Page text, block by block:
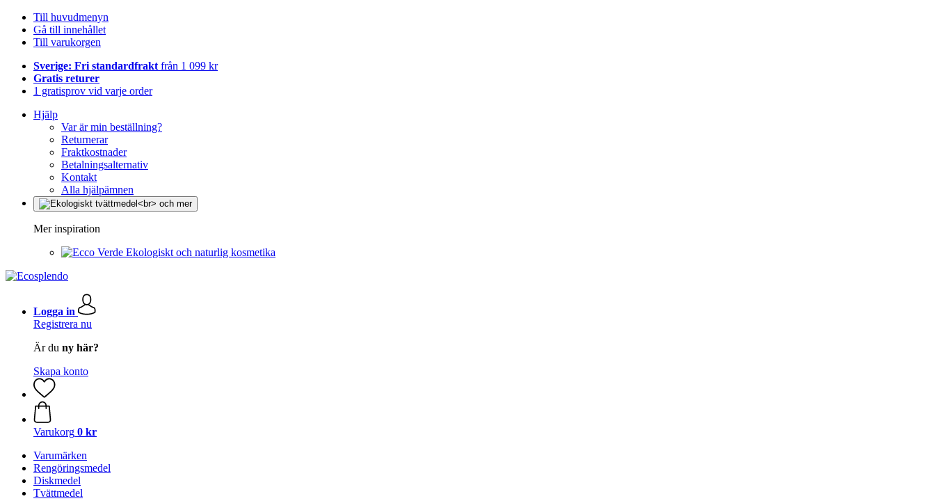
Till huvudmenyn
Gå till innehållet
Till varukorgen
Sverige: Fri standardfrakt från 1 099 kr
Gratis returer
1 gratisprov vid varje order
Hjälp
Var är min beställning?
Returnerar
Fraktkostnader
Betalningsalternativ
Kontakt
Alla hjälpämnen
Mer inspiration
Ekologiskt och naturlig kosmetika
Logga in
Registrera nu
Är du ny här?
Skapa konto
Varukorg 0 kr
Varumärken
Rengöringsmedel
Diskmedel
Tvättmedel